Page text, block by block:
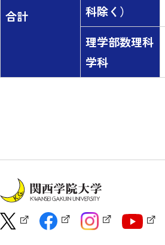
合計
科除く）
理学部数理科
学科